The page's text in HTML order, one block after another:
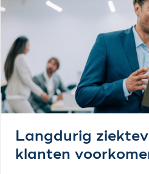
Langdurig
klanten